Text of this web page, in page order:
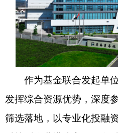
作为基金联合发起单位
发挥综合资源优势，深度
筛选落地，以专业化投融